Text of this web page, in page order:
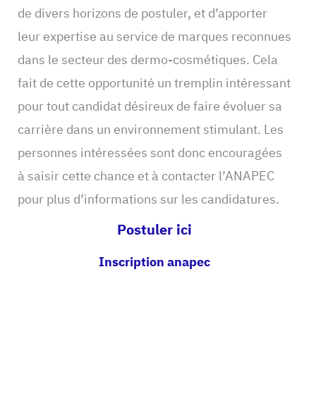
de divers horizons de postuler, et d’apporter
leur expertise au service de marques reconnues
dans le secteur des dermo-cosmétiques. Cela
fait de cette opportunité un tremplin intéressant
pour tout candidat désireux de faire évoluer sa
carrière dans un environnement stimulant. Les
personnes intéressées sont donc encouragées
à saisir cette chance et à contacter l’ANAPEC
pour plus d’informations sur les candidatures.
Postuler ici
Inscription anapec